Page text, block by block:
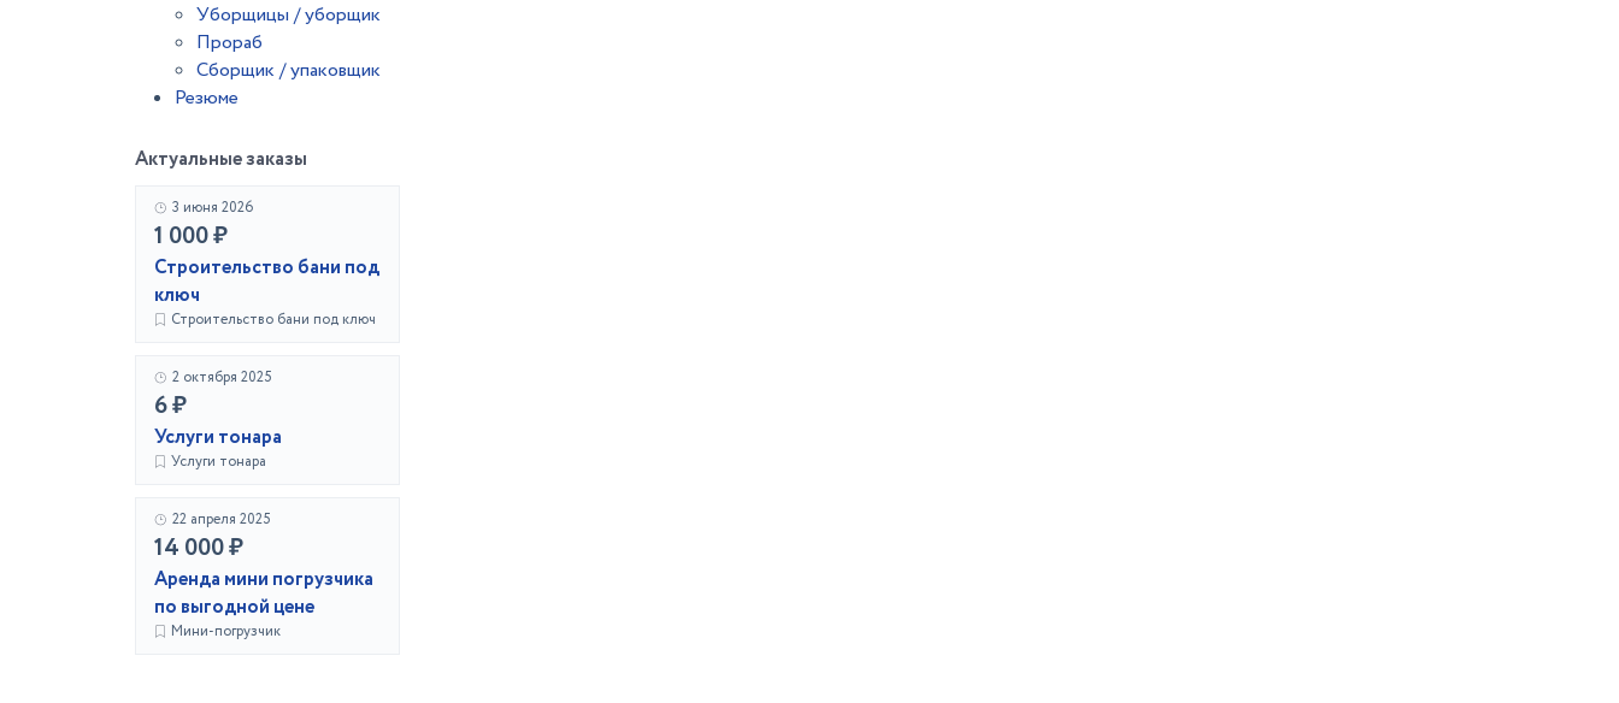
Уборщицы / уборщик
Прораб
Сборщик / упаковщик
Резюме
Актуальные заказы
3 июня 2026
1 000 ₽
Строительство бани под
ключ
Строительство бани под ключ
2 октября 2025
6 ₽
Услуги тонара
Услуги тонара
22 апреля 2025
14 000 ₽
Аренда мини погрузчика
по выгодной цене
Мини-погрузчик